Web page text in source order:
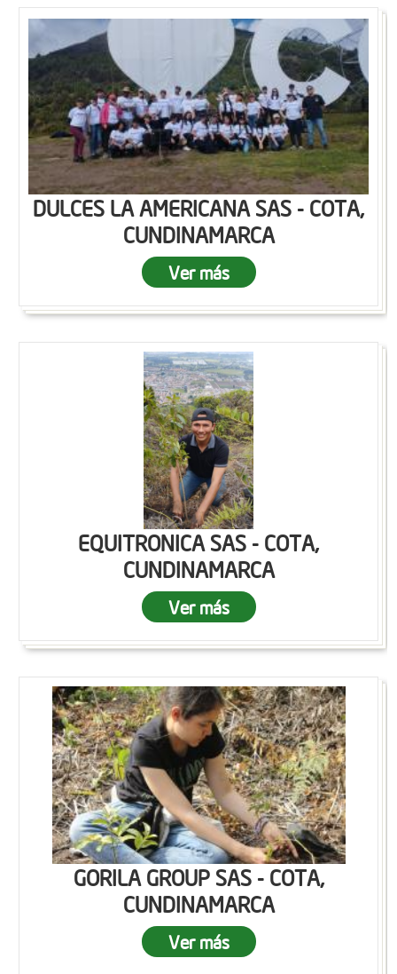
DULCES LA AMERICANA SAS - COTA,
CUNDINAMARCA
Ver más
EQUITRONICA SAS - COTA,
CUNDINAMARCA
Ver más
GORILA GROUP SAS - COTA,
CUNDINAMARCA
Ver más